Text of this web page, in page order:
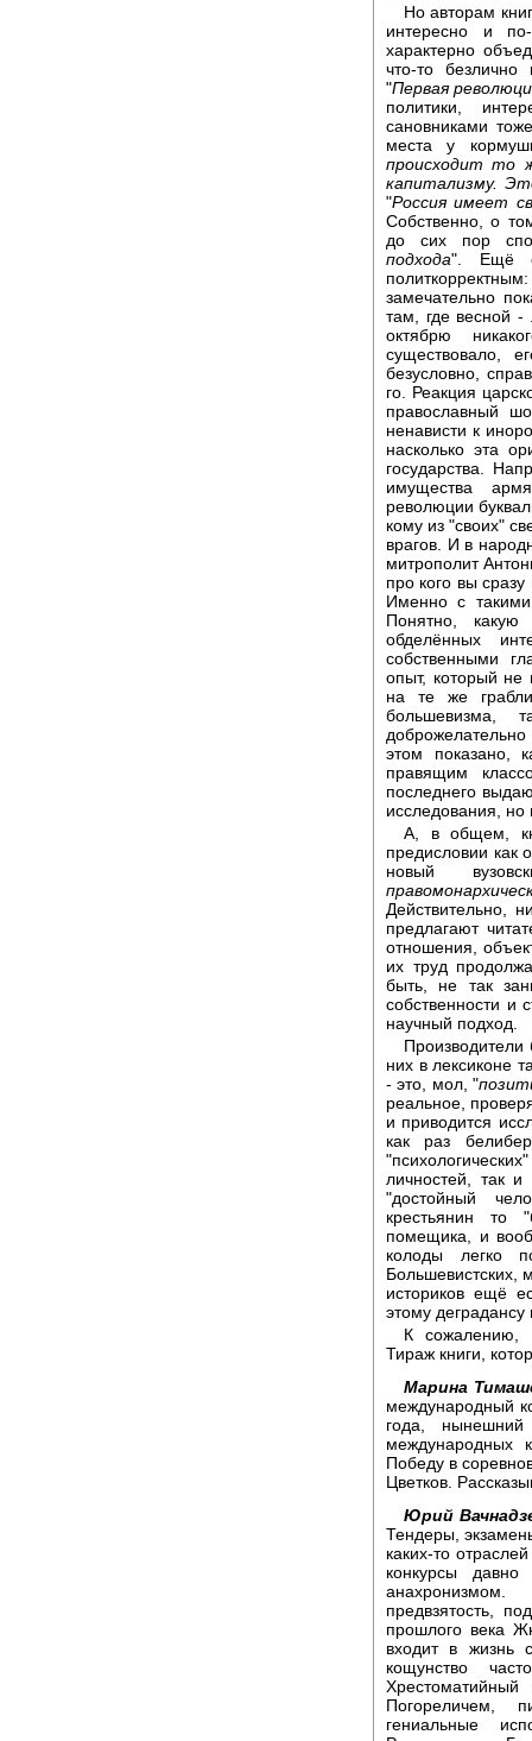
Но авторам
интересно и
характерно
что-то
"Первая
политики,
сановниками
места у
происходит то
капитализму.
"Россия имеет
Собственно, о
до сих пор
подхода". Ещё
замечательно
там, где весной -
октябрю
существовало,
безусловно,
го. Реакция
православный
ненависти к
насколько эта
государства.
имущества
революции
кому из "своих"
врагов. И в
митрополит
про кого вы
Именно с
Понятно,
обделённых
собственными
опыт, который не
на те же
большевизма,
этом показано,
правящим
последнего
исследования, но
А, в общем,
предисловии как
новый
Действительно,
предлагают
отношения,
их труд
быть, не так
собственности и
научный подход.
них в лексиконе
- это, мол, "
реальное,
и приводится
как раз
личностей, так
"достойный
крестьянин то
помещика, и
колоды легко
Большевистских,
историков ещё
этому деградансу
К сожалению,
Тираж книги,
Марина
международный
года,
международных
Победу в
Цветков.
Юрий
Тендеры,
каких-то
конкурсы
предвзятость,
прошлого века
входит в жизнь
кощунство
Погореличем,
гениальные